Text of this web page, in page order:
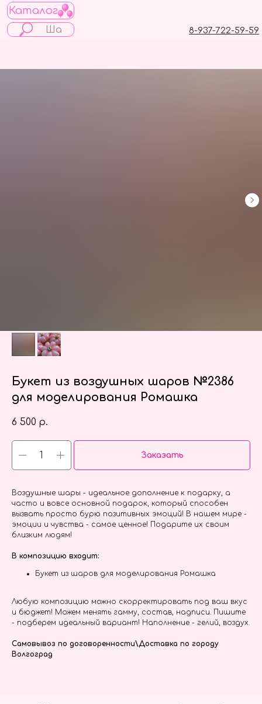
Каталог
8-937-722-59-59
Букет из воздушных шаров №2386
для моделирования Ромашка
6 500 р.
Заказать
Воздушные шары - идеальное дополнение к подарку, а
часто и вовсе основной подарок, который способен
вызвать просто бурю позитивных эмоций! В нашем мире -
эмоции и чувства - самое ценное! Подарите их своим
близким людям!
В композицию входит:
Букет из шаров для моделирования Ромашка
Любую композицию можно скорректировать под ваш вкус
и бюджет! Можем менять гамму, состав, надписи. Пишите
- подберем идеальный вариант! Наполнение - гелий, воздух.
Самовывоз по договоренности\Доставка по городу
Волгоград